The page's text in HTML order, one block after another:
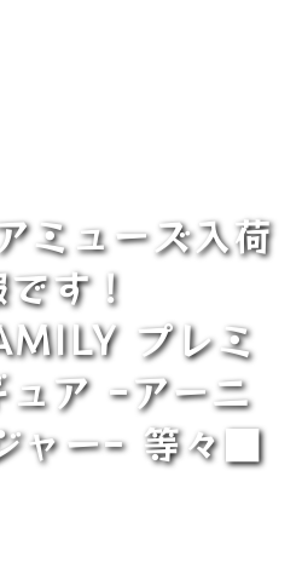
ミューズ入荷
す！
プレミ
ュア ｰアーニ
ャーｰ 等々■